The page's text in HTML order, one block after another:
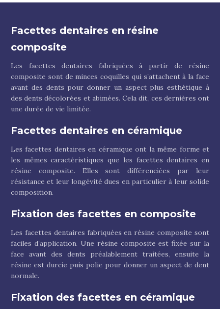
Facettes dentaires en résine
composite
Les facettes dentaires fabriquées à partir de résine
composite sont de minces coquilles qui s’attachent à la face
avant des dents pour donner un aspect plus esthétique à
des dents décolorées et abimées. Cela dit, ces dernières ont
une durée de vie limitée.
Facettes dentaires en céramique
Les facettes dentaires en céramique ont la même forme et
les mêmes caractéristiques que les facettes dentaires en
résine composite. Elles sont différenciées par leur
résistance et leur longévité dues en particulier à leur solide
composition.
Fixation des facettes en composite
Les facettes dentaires fabriquées en résine composite sont
faciles d’application. Une résine composite est fixée sur la
face avant des dents préalablement traitées, ensuite la
résine est durcie puis polie pour donner un aspect de dent
normale.
Fixation des facettes en céramique